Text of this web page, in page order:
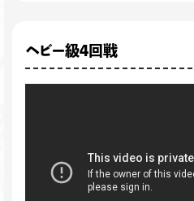
ヘビー級4回戦